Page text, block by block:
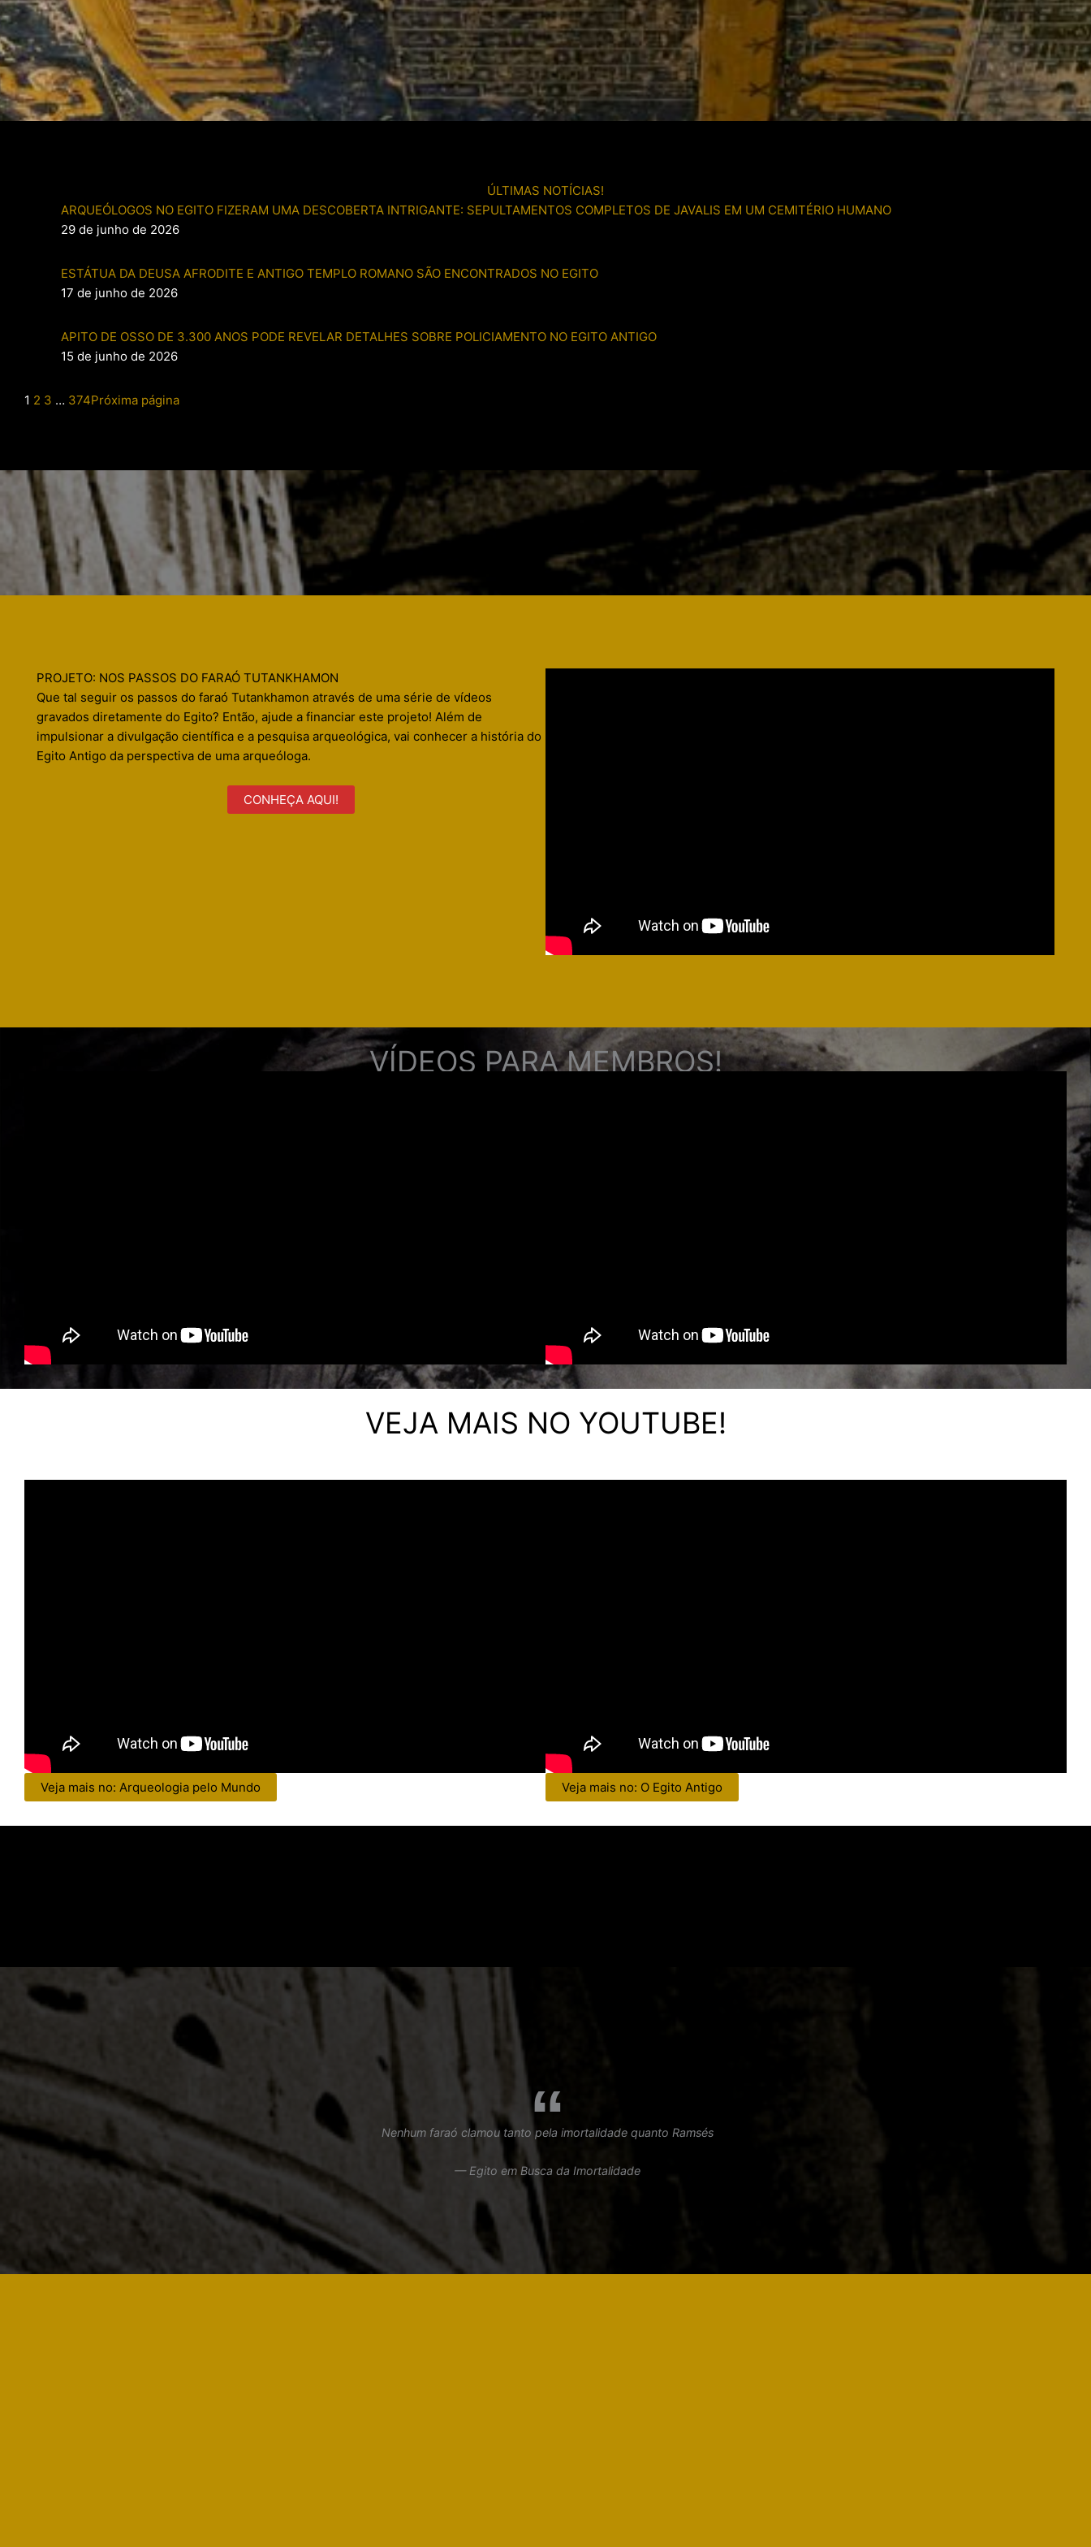
ÚLTIMAS NOTÍCIAS!
ARQUEÓLOGOS NO EGITO FIZERAM UMA DESCOBERTA INTRIGANTE: SEPULTAMENTOS COMPLETOS DE JAVALIS EM UM CEMITÉRIO HUMANO
29 de junho de 2026
ESTÁTUA DA DEUSA AFRODITE E ANTIGO TEMPLO ROMANO SÃO ENCONTRADOS NO EGITO
17 de junho de 2026
APITO DE OSSO DE 3.300 ANOS PODE REVELAR DETALHES SOBRE POLICIAMENTO NO EGITO ANTIGO
15 de junho de 2026
1 2 3 … 374Próxima página
PROJETO: NOS PASSOS DO FARAÓ TUTANKHAMON
Que tal seguir os passos do faraó Tutankhamon através de uma série de vídeos
gravados diretamente do Egito? Então, ajude a financiar este projeto! Além de
impulsionar a divulgação científica e a pesquisa arqueológica, vai conhecer a história do
Egito Antigo da perspectiva de uma arqueóloga.
CONHEÇA AQUI!
VÍDEOS PARA MEMBROS!
VEJA MAIS NO YOUTUBE!
Veja mais no: Arqueologia pelo Mundo Veja mais no: O Egito Antigo
Nenhum faraó clamou tanto pela imortalidade quanto Ramsés
— Egito em Busca da Imortalidade